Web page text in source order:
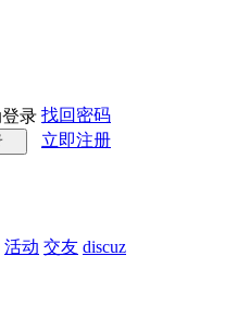
录 找回密码
立即注册
活动 交友 discuz